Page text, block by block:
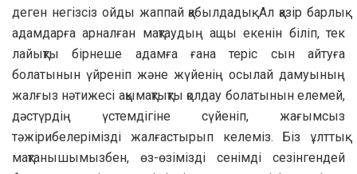
деген негізсіз ойды жаппай қабылдадық. Ал қазір барлық
адамдарға арналған мақтаудың ащы екенін біліп, тек
лайықты бірнеше адамға ғана теріс сын айтуға
болатынын үйреніп және жүйенің осылай дамуының
жалғыз нәтижесі ақымақтықты қолдау болатынын елемей,
дәстүрдің үстемдігіне сүйеніп, жағымсыз
тәжірибелерімізді жалғастырып келеміз. Біз ұлттық
мақтанышымызбен, өз-өзімізді сенімді сезінгендей